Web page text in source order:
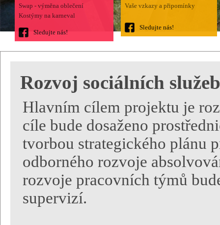
Swap - výměna oblečení
Kostýmy na karneval
Sledujte nás!
Vaše vzkazy a připomínky
Sledujte nás!
Rozvoj sociálních
Hlavním cílem projektu je
cíle bude dosaženo
tvorbou strategického plánu
odborného rozvoje
rozvoje pracovních týmů
supervizí.